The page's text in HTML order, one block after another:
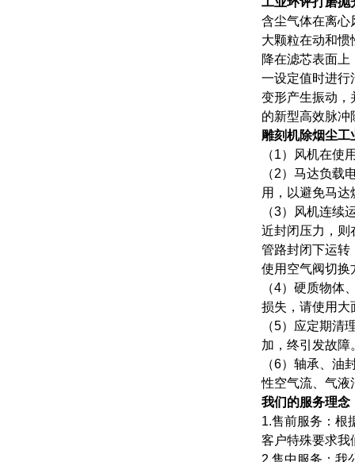
含尘气体在离心
大颗粒在动和
降在滤芯表面
一设定值时进行
变形产生振动，
的新型高效脉
雕刻机除烟尘工
（1）风机在使
（2）马达负载
用，以避免马达
（3）风机连
近封闭压力，则
管路封闭下运转
使用空气阀切换
（4）硬质物体
损失，请使用大
（5）应定期清
加，终引发故障
（6）轴承、油
性空气流、气液
我们的服务理念
1.售前服务：根
客户特殊要求我
2.售中服务：我